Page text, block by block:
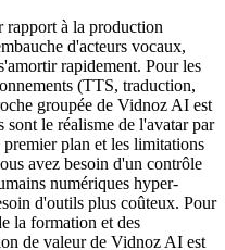
rapport à la production
d'acteurs vocaux,
rapidement. Pour les
(TTS, traduction,
groupée de Vidnoz AI est
le réalisme de l'avatar par
plan et les limitations
avez besoin d'un contrôle
numériques hyper-
d'outils plus coûteux. Pour
la formation et des
de valeur de Vidnoz AI est